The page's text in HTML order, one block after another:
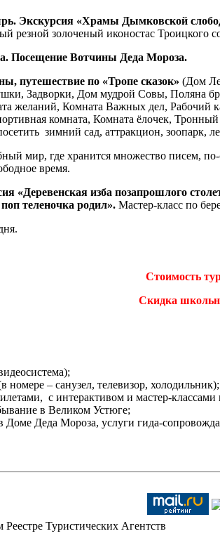
Экскурсия «Храмы Дымковской
резной золоченый иконостас
Посещение Вотчины Деда Мороза.
путешествие по «Тропе сказок» (Дом
Задворки, Дом мудрой Совы, Поляна
желаний, Комната Важных дел, Рабочий
комната, Комната ёлочек, Тронный
зимний сад, аттракцион, зоопарк,
мир, где хранится множество писем,
время.
«Деревенская изба позапрошлого
теленочка родил». Мастер-класс по
Стоимость
Скидка
номере – санузел, телевизор,
с интерактивом и мастер-классами
в Великом Устюге;
Доме Деда Мороза, услуги гида-
Туристических Агентств